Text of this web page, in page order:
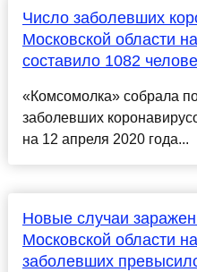
Число заболевших
Московской области
составило 1082
«Комсомолка» собрала
заболевших
на 12 апреля 2020 года...
Новые случаи
Московской области
заболевших